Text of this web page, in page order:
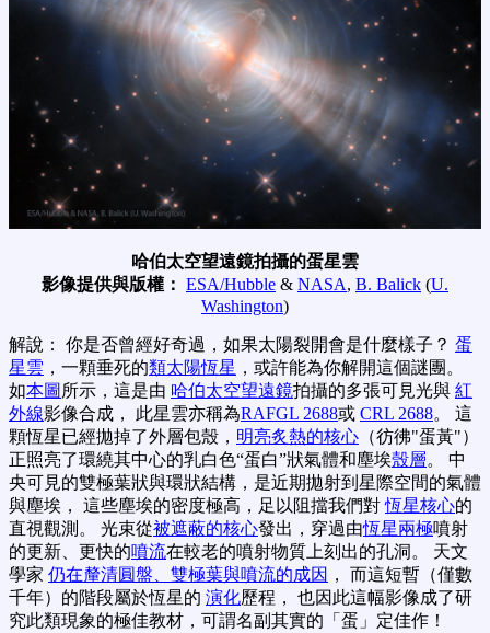
哈伯太空望遠鏡拍攝的蛋星雲
影像提供與版權： ESA/Hubble & NASA, B. Balick (U.
Washington)
解說： 你是否曾經好奇過，如果太陽裂開會是什麼樣子？ 蛋
星雲 ，一顆垂死的類太陽恆星 ，或許能為你解開這個謎團。
如本圖 所示，這是由 哈伯太空望遠鏡拍攝的多張可見光與 紅
外線影像合成， 此星雲亦稱為RAFGL 2688或 CRL 2688。 這
顆恆星已經拋掉了外層包殼， 明亮炙熱的核心 （彷彿"蛋黃"）
正照亮了環繞其中心的乳白色“蛋白”狀氣體和塵埃殼層。 中
央可見的雙極葉狀與環狀結構，是近期拋射到星際空間的氣體
與塵埃， 這些塵埃的密度極高，足以阻擋我們對恆星核心的
直視觀測。 光束從被遮蔽的核心發出，穿過由恆星兩極噴射
的更新、更快的噴流在較老的噴射物質上刻出的孔洞。 天文
學家 仍在釐清圓盤、雙極葉與噴流的成因 ， 而這短暫（僅數
千年）的階段屬於恆星的 演化歷程， 也因此這幅影像成了研
究此類現象的極佳教材，可謂名副其實的「蛋」定佳作！